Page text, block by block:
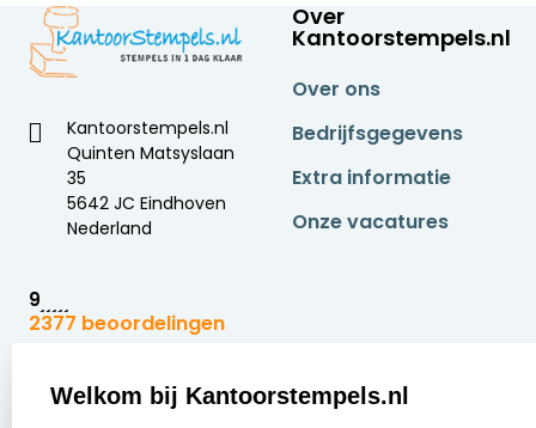
Kantoorstempels.nl
Quinten Matsyslaan
35
5642 JC Eindhoven
Nederland
9
2377 beoordelingen
Over
Kantoorstempels.nl
Over ons
Bedrijfsgegevens
Extra informatie
Onze vacatures
Zakelijk: Klantenservice:
Welkom bij Kantoorstempels.nl